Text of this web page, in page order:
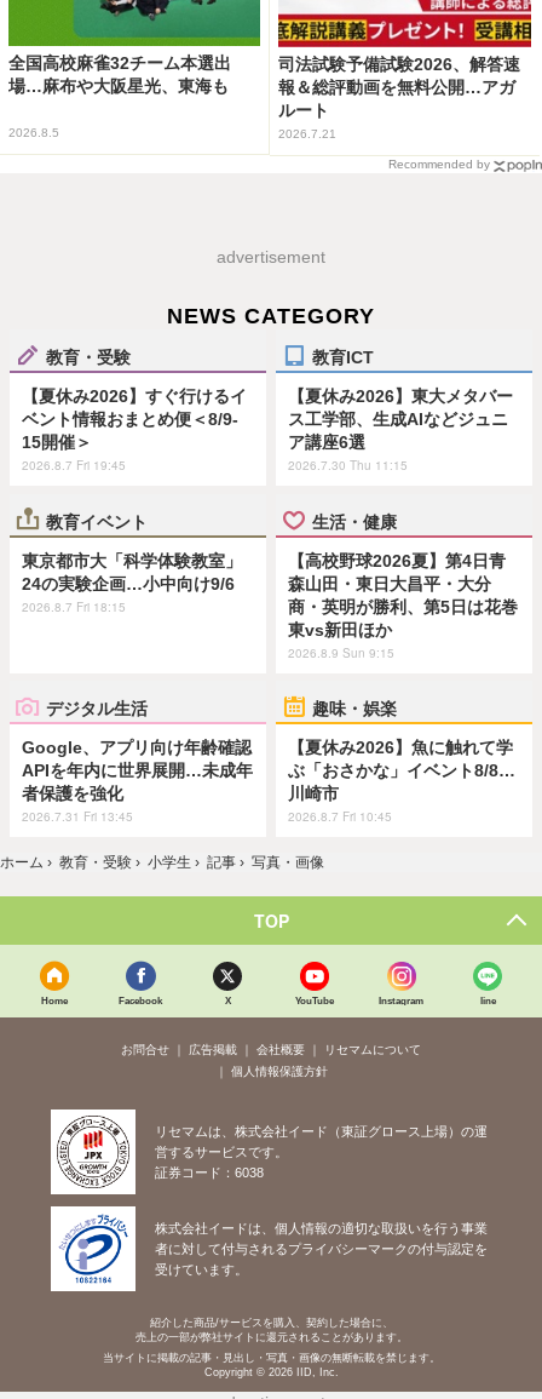
全国高校麻雀32チーム本選出
場…麻布や大阪星光、東海も
2026.8.5
司法試験予備試験2026、解答速
報＆総評動画を無料公開…アガ
ルート
2026.7.21
Recommended by
advertisement
NEWS CATEGORY
教育・受験
【夏休み2026】すぐ行けるイ
ベント情報おまとめ便＜8/9-
15開催＞
2026.8.7 Fri 19:45
教育ICT
【夏休み2026】東大メタバー
ス工学部、生成AIなどジュニ
ア講座6選
2026.7.30 Thu 11:15
教育イベント
東京都市大「科学体験教室」
24の実験企画…小中向け9/6
2026.8.7 Fri 18:15
生活・健康
【高校野球2026夏】第4日青
森山田・東日大昌平・大分
商・英明が勝利、第5日は花巻
東vs新田ほか
2026.8.9 Sun 9:15
デジタル生活
Google、アプリ向け年齢確認
APIを年内に世界展開…未成年
者保護を強化
2026.7.31 Fri 13:45
趣味・娯楽
【夏休み2026】魚に触れて学
ぶ「おさかな」イベント8/8…
川崎市
2026.8.7 Fri 10:45
ホーム › 教育・受験 › 小学生 › 記事 › 写真・画像
TOP
Home Facebook X YouTube Instagram line
お問合せ 広告掲載 会社概要
リセマムについて
個人情報保護方針
リセマムは、株式会社イード（東証グロース上場）の運
営するサービスです。
証券コード：6038
株式会社イードは、個人情報の適切な取扱いを行う事業
者に対して付与されるプライバシーマークの付与認定を
受けています。
紹介した商品/サービスを購入、契約した場合に、
売上の一部が弊社サイトに還元されることがあります。
当サイトに掲載の記事・見出し・写真・画像の無断転載を禁じます。
Copyright © 2026 IID, Inc.